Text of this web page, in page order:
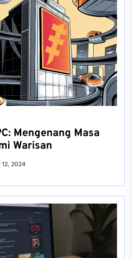
Mengenang Masa
Warisan
12, 2024